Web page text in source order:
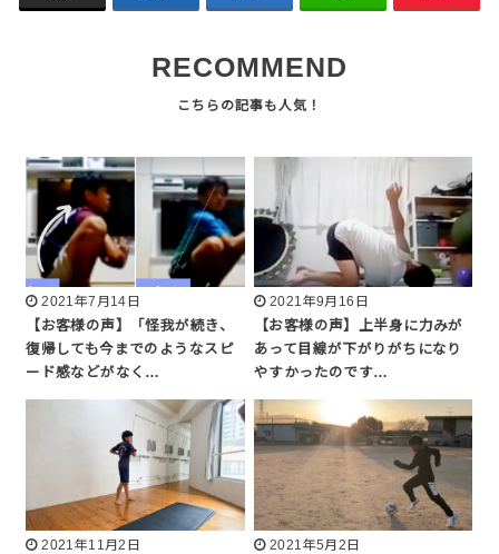
RECOMMEND
2021年7月14日
【お客様の声】「怪我が続き、
復帰しても今までのようなスピ
ード感などがなく…
2021年9月16日
【お客様の声】上半身に力みが
あって目線が下がりがちになり
やすかったのです…
2021年11月2日
2021年5月2日